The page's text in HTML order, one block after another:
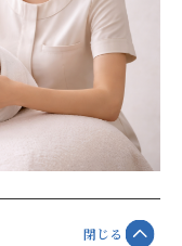
閉じる